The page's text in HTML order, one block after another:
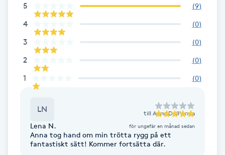
Brynplockning
Bröllopsuppsättning
Celluliter
Color correction
5 (9)
4 (0)
3 (0)
2 (0)
1 (0)
LN till Anna Dell'Anna
Lena N. för ungefär en månad sedan
Anna tog hand om min trötta rygg på ett
fantastiskt sätt! Kommer fortsätta där.